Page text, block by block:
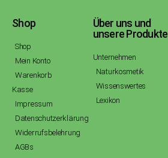
Shop
Shop
Mein Konto
Warenkorb
Kasse
Impressum
Datenschutzerklärung
Widerrufsbelehrung
AGBs
Über uns und
unsere Produkte
Unternehmen
Naturkosmetik
Wissenswertes
Lexikon